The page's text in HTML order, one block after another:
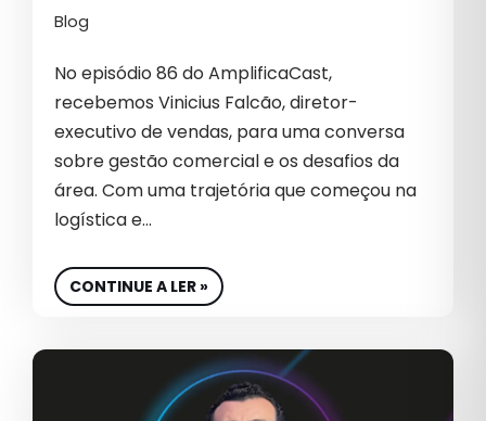
TEMPORADA B2B
TEMPORADA GROWTH
TRÁFEGO INVÁLIDO
VAREJO
VENDA B2B
Blog
No episódio 86 do AmplificaCast,
recebemos Vinicius Falcão, diretor-
executivo de vendas, para uma conversa
sobre gestão comercial e os desafios da
área. Com uma trajetória que começou na
logística e…
CONTINUE A LER »